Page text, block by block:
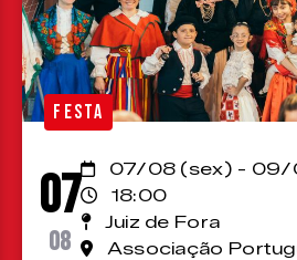
FESTA
07
08
07/08 (sex) - 09/
18:00
Juiz de Fora
Associação